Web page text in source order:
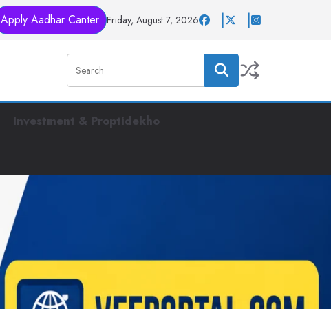
Apply Aadhar Canter Friday, August 7, 2026
Investment & Proptidekho